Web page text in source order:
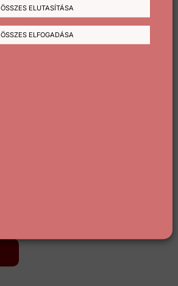
ÖSSZES ELUTASÍTÁSA
ÖSSZES ELFOGADÁSA